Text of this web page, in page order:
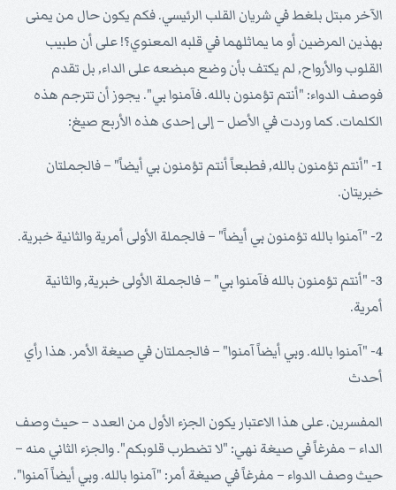
الآخر مبتل بلغط في شريان القلب الرئيسي. فكم يكون حال من يمنى
بهذين المرضين أو ما يماثلهما في قلبه المعنوي؟! على أن طبيب
القلوب والأرواح, لم يكتف بأن وضع مبضعه على الداء, بل تقدم
فوصف الدواء: "أنتم تؤمنون بالله. فآمنوا بي". يجوز أن تترجم هذه
الكلمات. كما وردت في الأصل – إلى إحدى هذه الأربع صيغ:
1- "أنتم تؤمنون بالله, فطبعاً أنتم تؤمنون بي أيضاً" – فالجملتان
خبريتان.
2- "آمنوا بالله تؤمنون بي أيضاً" – فالجملة الأولى أمرية والثانية خبرية.
3- "أنتم تؤمنون بالله فآمنوا بي" – فالجملة الأولى خبرية, والثانية
أمرية.
4- "آمنوا بالله. وبي أيضاً آمنوا" – فالجملتان في صيغة الأمر. هذا رأي
أحدث
المفسرين. على هذا الاعتبار يكون الجزء الأول من العدد – حيث وصف
الداء – مفرغاً في صيغة نهي: "لا تضطرب قلوبكم". والجزء الثاني منه –
حيث وصف الدواء – مفرغاً في صيغة أمر: "آمنوا بالله. وبي أيضاً آمنوا".